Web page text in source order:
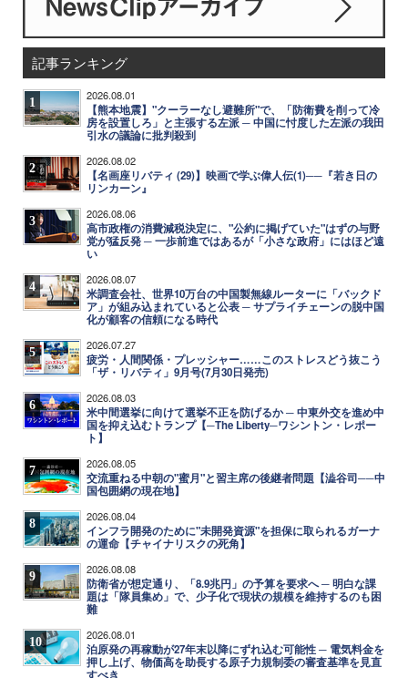
記事ランキング
1 2026.08.01
【熊本地震】"クーラーなし避難所"で、「防衛費を削って冷
房を設置しろ」と主張する左派 ─ 中国に忖度した左派の我田
引水の議論に批判殺到
2 2026.08.02
【名画座リバティ (29)】映画で学ぶ偉人伝(1)──『若き日の
リンカーン』
3 2026.08.06
高市政権の消費減税決定に、"公約に掲げていた"はずの与野
党が猛反発 ─ 一歩前進ではあるが「小さな政府」にはほど遠
い
4 2026.08.07
米調査会社、世界10万台の中国製無線ルーターに「バックド
ア」が組み込まれていると公表 ─ サプライチェーンの脱中国
化が顧客の信頼になる時代
5 2026.07.27
疲労・人間関係・プレッシャー……このストレスどう抜こう
「ザ・リバティ」9月号(7月30日発売)
6 2026.08.03
米中間選挙に向けて選挙不正を防げるか ─ 中東外交を進め中
国を抑え込むトランプ【─The Liberty─ワシントン・レポー
ト】
7 2026.08.05
交流重ねる中朝の"蜜月"と習主席の後継者問題【澁谷司──中
国包囲網の現在地】
8 2026.08.04
インフラ開発のために"未開発資源"を担保に取られるガーナ
の運命【チャイナリスクの死角】
9 2026.08.08
防衛省が想定通り、「8.9兆円」の予算を要求へ ─ 明白な課
題は「隊員集め」で、少子化で現状の規模を維持するのも困
難
10 2026.08.01
泊原発の再稼動が27年末以降にずれ込む可能性 ─ 電気料金を
押し上げ、物価高を助長する原子力規制委の審査基準を見直